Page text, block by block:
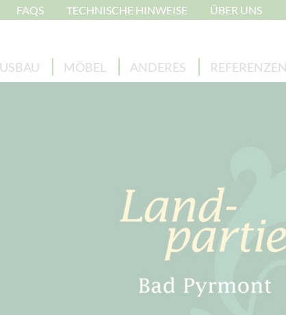
FAQS TECHNISCHE HINWEISE ÜBER UNS
MÖBEL ANDERES REFERENZEN